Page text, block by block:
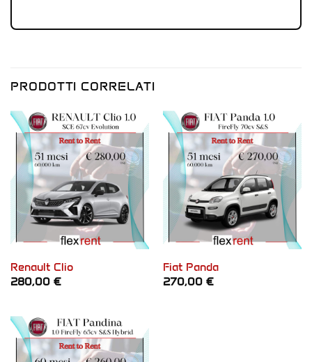
PRODOTTI CORRELATI
Renault Clio
280,00 €
Fiat Panda
270,00 €